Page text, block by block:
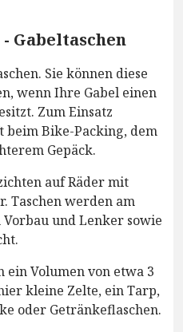
Gabeltaschen
Sie können diese
wenn Ihre Gabel einen
Zum Einsatz
beim Bike-Packing, dem
Gepäck.
auf Räder mit
Taschen werden am
Vorbau und Lenker sowie
ein Volumen von etwa 3
kleine Zelte, ein Tarp,
oder Getränkeflaschen.